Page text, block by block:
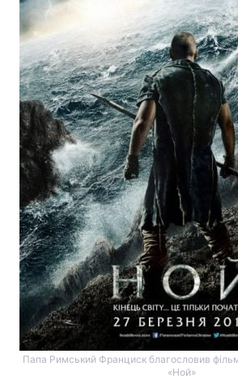
Папа Римський Франциск благословив
«Ной»